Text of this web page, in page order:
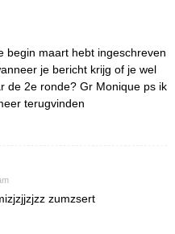
begin maart hebt ingeschreven
je bericht krijg of je wel
de 2e ronde? Gr Monique ps ik
terugvinden
zumzsert